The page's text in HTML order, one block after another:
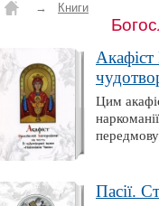
→ Книги
Акафіст
Цим
Пасії.